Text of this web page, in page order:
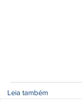
Leia também